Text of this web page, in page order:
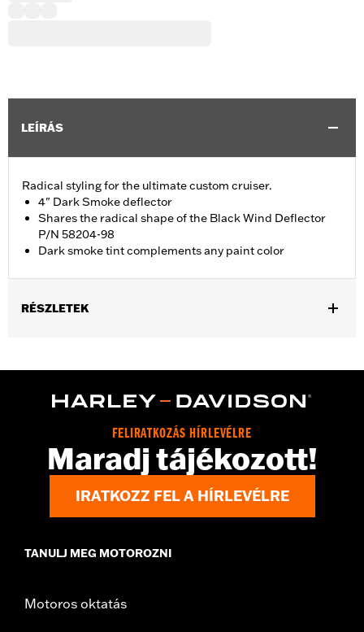
LEÍRÁS
Radical styling for the ultimate custom cruiser.
4" Dark Smoke deflector
Shares the radical shape of the Black Wind Deflector
P/N 58204-98
Dark smoke tint complements any paint color
RÉSZLETEK
Material:Hard-coated Polycarbonate
Windshield only
Material Width UOM:Inches
Windshield Overall Height:4.0
Windshield Overall Height UOM:Inches
WARRANTY:1 year limited warranty – Go towww.h-
FELIRATKOZÁS HÍRLEVÉLRE
Maradj tájékozott!
IRATKOZZ FEL A HÍRLEVÉLRE
TANULJ MEG MOTOROZNI
Motoros oktatás